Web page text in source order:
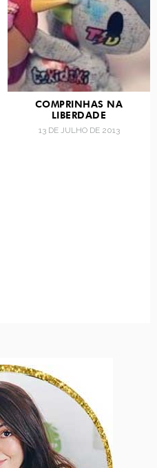
COMPRINHAS NA
LIBERDADE
13 DE JULHO DE 2013